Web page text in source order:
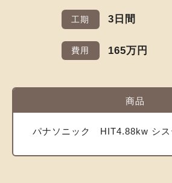
工期 3日間
費用 165万円
商品
パナソニック HIT4.88kw シス